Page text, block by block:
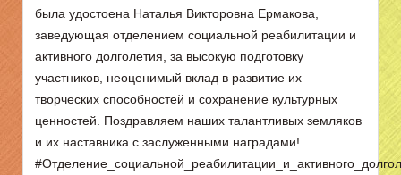
была удостоена Наталья Викторовна Ермакова,
заведующая отделением социальной реабилитации и
активного долголетия, за высокую подготовку
участников, неоценимый вклад в развитие их
творческих способностей и сохранение культурных
ценностей. Поздравляем наших талантливых земляков
и их наставника с заслуженными наградами!